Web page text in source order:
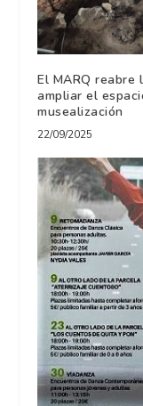
El MARQ reabre
ampliar el
musealización
22/09/2025